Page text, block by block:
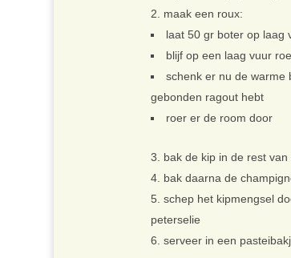
maak een roux:
laat 50 gr boter op laag
blijf op een laag vuur
schenk er nu de warme
gebonden ragout hebt
roer er de room door
bak de kip in de rest
bak daarna de
schep het kipmengsel
peterselie
serveer in een